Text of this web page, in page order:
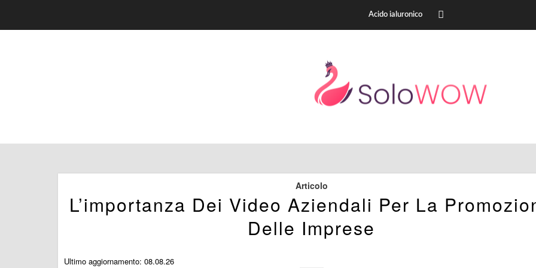
Acido ialuronico
Articolo
L’importanza Dei Video Aziendali Per La
Delle Imprese
Ultimo aggiornamento: 08.08.26